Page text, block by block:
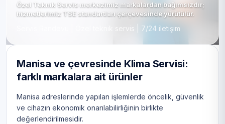
Özel Teknik Servis merkezimiz markalardan bağımsızdır;
hizmetlerimiz TSE standartları çerçevesinde yürütülür.
Servis Randevu | Özel teknik servis | 7/24 iletişim
Manisa ve çevresinde Klima Servisi:
farklı markalara ait ürünler
Manisa adreslerinde yapılan işlemlerde öncelik, güvenlik
ve cihazın ekonomik onarılabilirliğinin birlikte
değerlendirilmesidir.